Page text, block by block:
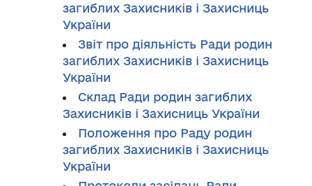
загиблих Захисників і Захисниць
України
Звіт про діяльність Ради родин
загиблих Захисників і Захисниць
України
Склад Ради родин загиблих
Захисників і Захисниць України
Положення про Раду родин
загиблих Захисників і Захисниць
України